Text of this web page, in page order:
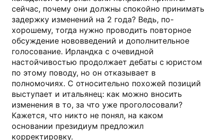
сейчас, почему они должны спокойно принимать
задержку изменений на 2 года? Ведь, по-
хорошему, тогда нужно проводить повторное
обсуждение нововведений и дополнительное
голосование. Ирландка с очевидной
настойчивостью продолжает дебаты с юристом
по этому поводу, но он отказывает в
полномочиях. С относительно похожей позиций
выступает и итальянец: как можно вносить
изменения в то, за что уже проголосовали?
Кажется, что никто не понял, на каком
основании президиум предложил
корректировку.